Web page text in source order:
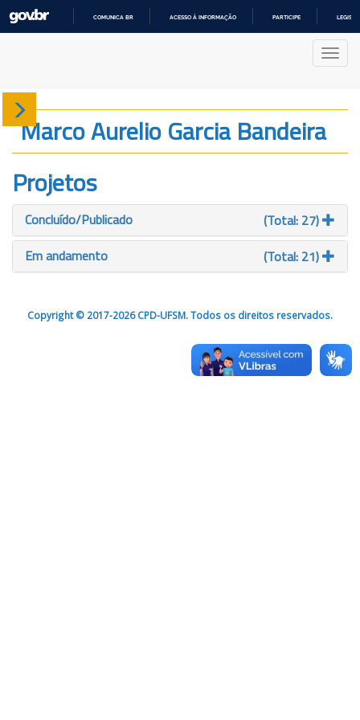
COMUNICA BR ACESSO À INFORMAÇÃO PARTICIPE
Sobre
Produção
Projetos
Gráficos
Marco Aurelio Garcia Bandeira
Projetos
Concluído/Publicado
(Total: 27)
Em andamento
(Total: 21)
Copyright © 2017-2026 CPD-UFSM. Todos os direitos reservados.